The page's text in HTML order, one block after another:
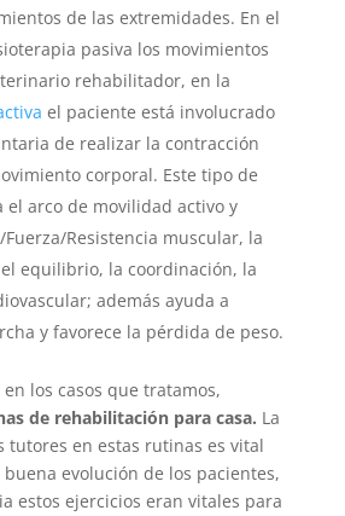
de las extremidades. En el
pasiva los movimientos
rehabilitador, en la
el paciente está involucrado
de realizar la contracción
corporal. Este tipo de
el arco de movilidad activo y
Resistencia muscular, la
equilibrio, la coordinación, la
además ayuda a
y favorece la pérdida de peso.
los casos que tratamos,
de rehabilitación para casa. La
tutores en estas rutinas es vital
evolución de los pacientes,
estos ejercicios eran vitales para